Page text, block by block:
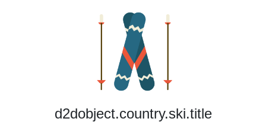
d2dobject.country.ski.title